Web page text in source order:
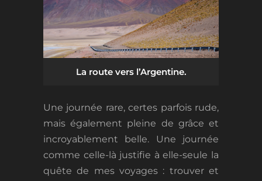
La route vers l’Argentine.
Une journée rare, certes parfois rude,
mais également pleine de grâce et
incroyablement belle. Une journée
comme celle-là justifie à elle-seule la
quête de mes voyages : trouver et